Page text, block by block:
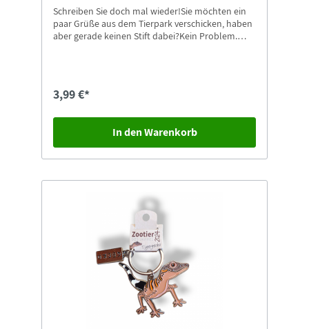
Schreiben Sie doch mal wieder!Sie möchten ein
paar Grüße aus dem Tierpark verschicken, haben
aber gerade keinen Stift dabei?Kein Problem.
3,99 €*
In den Warenkorb